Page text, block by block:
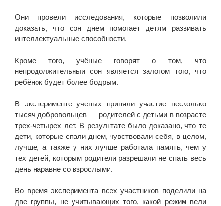
Они провели исследования, которые позволили
доказать, что сон днем помогает детям развивать
интеллектуальные способности.
Кроме того, учёные говорят о том, что
непродолжительный сон является залогом того, что
ребёнок будет более бодрым.
В эксперименте ученых приняли участие несколько
тысяч добровольцев — родителей с детьми в возрасте
трех-четырех лет. В результате было доказано, что те
дети, которые спали днем, чувствовали себя, в целом,
лучше, а также у них лучше работала память, чем у
тех детей, которым родители разрешали не спать весь
день наравне со взрослыми.
Во время эксперимента всех участников поделили на
две группы, не учитывающих того, какой режим вели